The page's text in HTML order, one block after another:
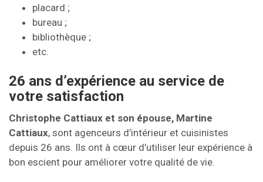
placard ;
bureau ;
bibliothèque ;
etc.
26 ans d’expérience au service de
votre satisfaction
Christophe Cattiaux et son épouse, Martine
Cattiaux, sont agenceurs d’intérieur et cuisinistes
depuis 26 ans. Ils ont à cœur d’utiliser leur expérience à
bon escient pour améliorer votre qualité de vie.